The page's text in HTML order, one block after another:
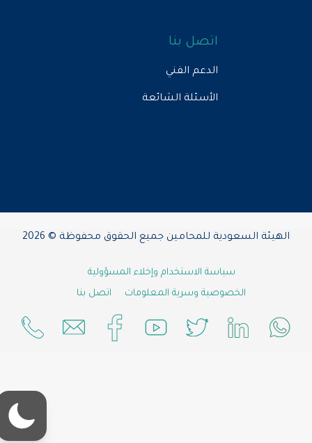
اتصل بنا
الدعم الفني
الأسئلة الشائعة
الهيئة السعودية للمحامين جميع الحقوق محفوظة © 2026
سياسة الاستخدام وإخلاء المسؤولية
الخصوصية وسرية المعلومات
اتصل بنا